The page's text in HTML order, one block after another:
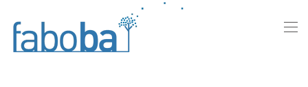
Skip to main content